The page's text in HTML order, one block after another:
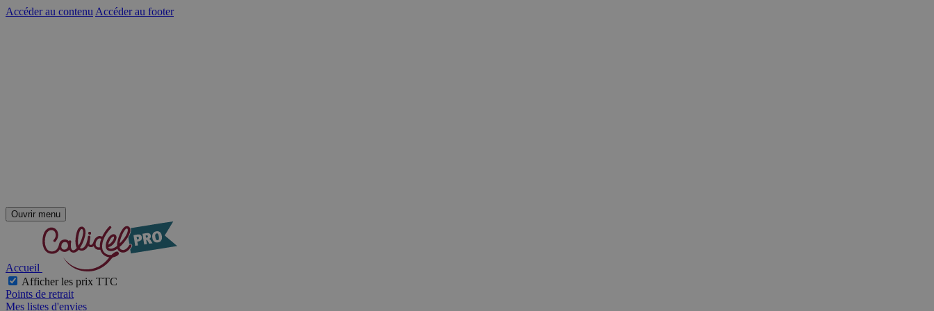
Accéder au contenu Accéder au footer
Ouvrir menu
Accueil
Afficher les prix TTC
Points de retrait
Mes listes d'envies